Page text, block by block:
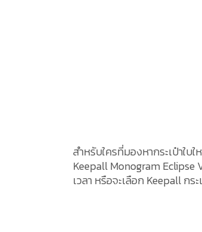
สำหรับใครที่มองหากระเป๋าใ
Keepall Monogram
เวลา หรือจะเลือก Keepall ก